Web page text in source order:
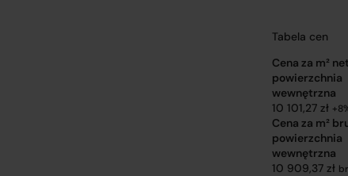
Tabela cen
Cena za m²
powierzchnia
wewnętrzna
10 101,27 zł
Cena za m²
powierzchnia
wewnętrzna
10 909,37 zł